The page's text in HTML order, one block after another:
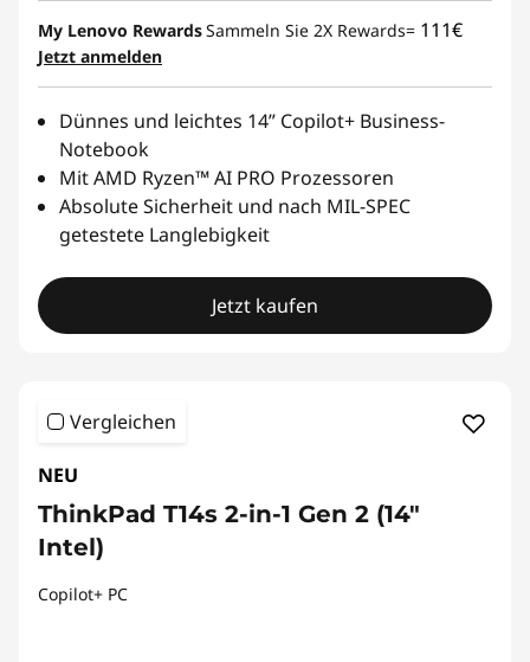
My Lenovo RewardsSammeln Sie 2X Rewards= 111€
Jetzt anmelden
Dünnes und leichtes 14” Copilot+ Business-
Notebook
Mit AMD Ryzen™ AI PRO Prozessoren
Absolute Sicherheit und nach MIL-SPEC
getestete Langlebigkeit
Jetzt kaufen
Vergleichen
NEU
ThinkPad T14s 2-in-1 Gen 2 (14"
Intel)
Copilot+ PC